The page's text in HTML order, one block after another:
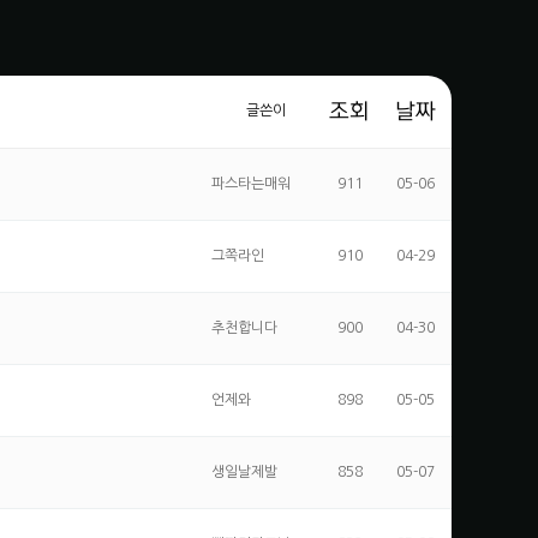
글쓴이 조회 날짜
파스타는매워 911 05-06
그쪽라인 910 04-29
추천합니다 900 04-30
언제와 898 05-05
생일날제발 858 05-07